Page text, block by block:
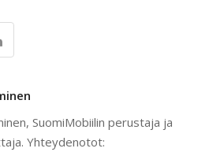
SuomiMobiilin perustaja ja
Yhteydenotot: